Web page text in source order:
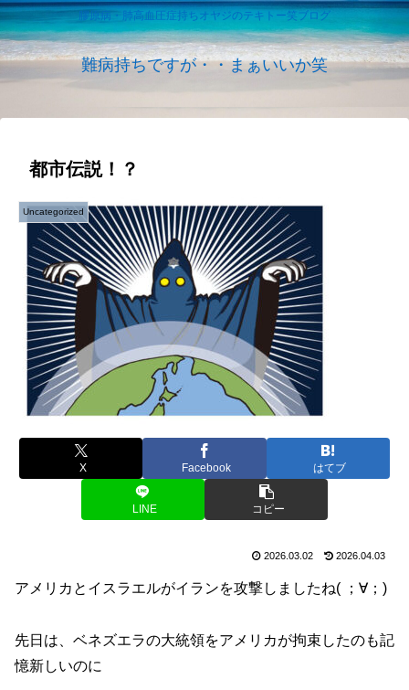
膠原病・肺高血圧症持ちオヤジのテキトー笑ブログ
難病持ちですが・・まぁいいか笑
都市伝説！？
Uncategorized
X Facebook はてブ
LINE コピー
2026.03.02 2026.04.03
アメリカとイスラエルがイランを攻撃しましたね( ；∀；)
先日は、ベネズエラの大統領をアメリカが拘束したのも記
憶新しいのに